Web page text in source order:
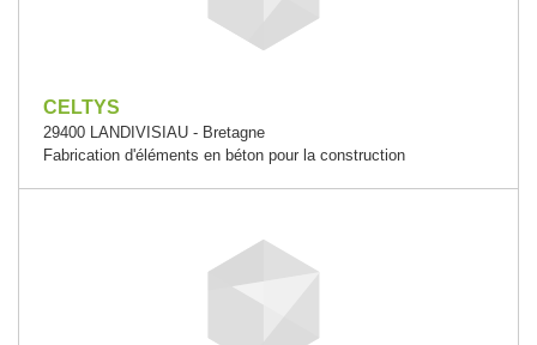
CELTYS
29400 LANDIVISIAU - Bretagne
Fabrication d'éléments en béton pour la construction